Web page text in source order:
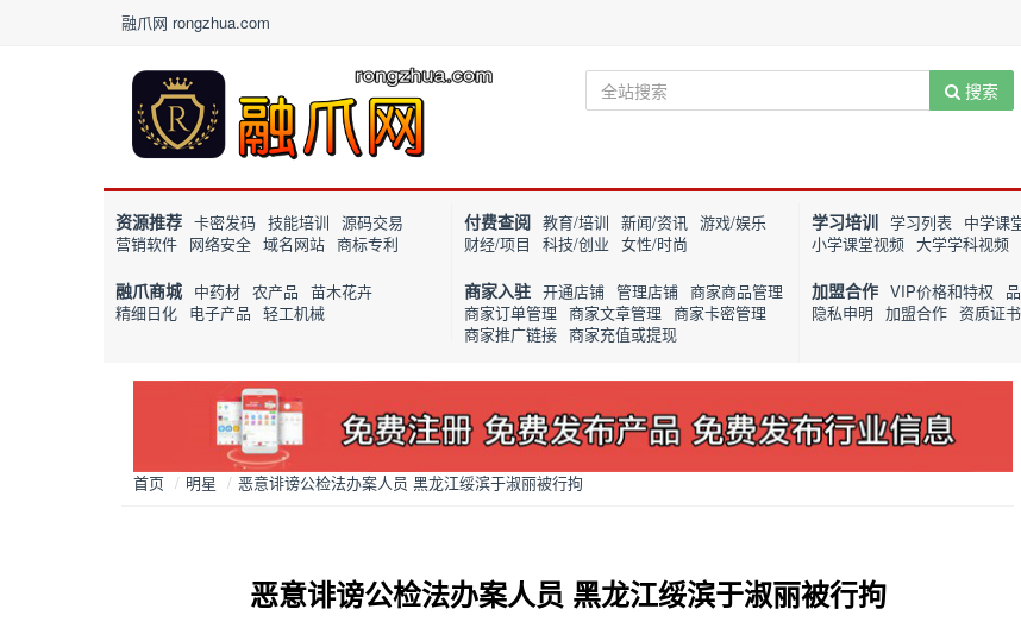
融爪网 rongzhua.com
搜索
资源推荐 卡密发码 技能培训 源码交易
营销软件 网络安全 域名网站 商标专利
付费查阅 教育/培训 新闻/资讯 游戏/娱乐
财经/项目
科技/创业 女性/时尚
学习培训 学习列表 中学课
小学课堂视频 大学学科视频
融爪商城 中药材 农产品 苗木花卉
精细日化 电子产品 轻工机械
商家入驻 开通店铺 管理店铺 商家商品管理
商家订单管理 商家文章管理 商家卡密管理
商家推广链接 商家充值或提现
加盟合作 VIP价格和特权
隐私申明 加盟合作 资质证书
首页 / 明星 / 恶意诽谤公检法办案人员 黑龙江绥滨于淑丽被行拘
恶意诽谤公检法办案人员 黑龙江绥滨于淑丽被行拘